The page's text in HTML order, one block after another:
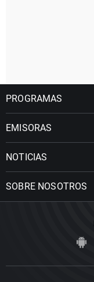
PROGRAMAS
EMISORAS
NOTICIAS
SOBRE NOSOTROS